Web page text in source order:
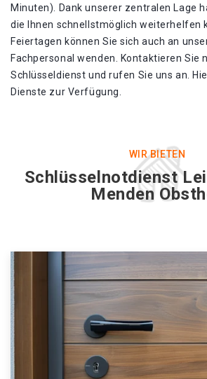
Minuten). Dank unserer zentralen Lage
die Ihnen schnellstmöglich weiterhelfen
Feiertagen können Sie sich auch an
Fachpersonal wenden. Kontaktieren Sie
Schlüsseldienst und rufen Sie uns an.
Dienste zur Verfügung.
WIR BIETEN
Schlüsselnotdienst
Menden